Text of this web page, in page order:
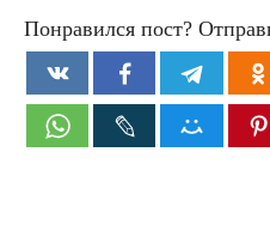
Понравился пост?